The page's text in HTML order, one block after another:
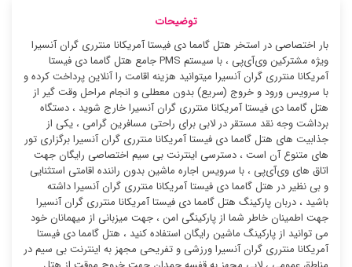
توضیحات
بار اختصاصی در استخر هتل گامما دی فیستا آمریکانا منترری گران آنسیرا
ویژه مشترکین وی‌آی‌پی ، با سیستم PMS جامع هتل گامما دی فیستا
آمریکانا منترری گران آنسیرا میتوانید هزینه اقامت را آنلاین پرداخت کرده و
با سرویس ورود و خروج (سریع) بدون معطلی و انجام مراحل وقت گیر از
هتل گامما دی فیستا آمریکانا منترری گران آنسیرا خارج شوید ، دستگاه
برداشت وجه نقد مستقر در لابی برای راحتی مسافرین گرامی ، یکی از
جذابیت های هتل گامما دی فیستا آمریکانا منترری گران آنسیرا برگزاری تور
های متنوع آن است ، دسترسی اینترنت بی سیم اختصاصی رایگان جهت
اتاق های وی‌آی‌پی ، با سرویس اجاره ماشین بدون راننده اقامتی استثنایی
و بی نظیر در هتل گامما دی فیستا آمریکانا منترری گران آنسیرا داشته
باشید ، دربان پارکینگ هتل گامما دی فیستا آمریکانا منترری گران آنسیرا
جهت اطمینان خاطر شما از پارکینگی امن ، جهت میزبانی از میهمانان خود
می توانید از پارکینگ ماشین رایگان استفاده کنید ، هتل گامما دی فیستا
آمریکانا منترری گران آنسیرا ورزشی و تفریحی مجهز به اینترنت بی سیم در